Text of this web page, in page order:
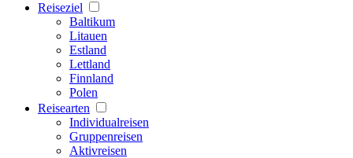
Reiseziel
Baltikum
Litauen
Estland
Lettland
Finnland
Polen
Reisearten
Individualreisen
Gruppenreisen
Aktivreisen